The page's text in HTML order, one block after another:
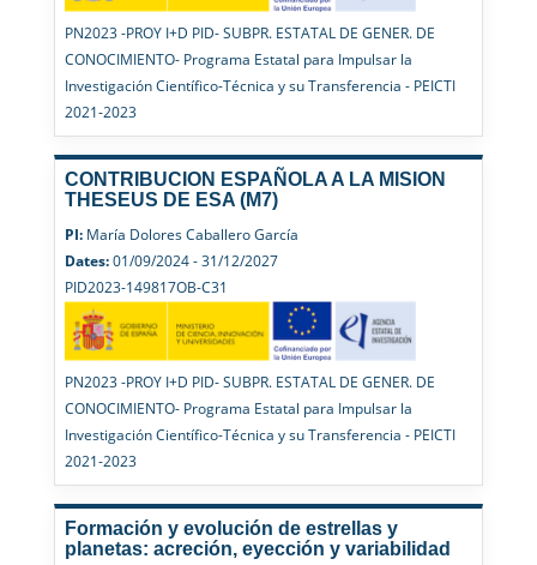
PN2023 -PROY I+D PID- SUBPR. ESTATAL DE GENER. DE
CONOCIMIENTO- Programa Estatal para Impulsar la
Investigación Científico-Técnica y su Transferencia - PEICTI
2021-2023
CONTRIBUCION ESPAÑOLA A LA MISION
THESEUS DE ESA (M7)
PI:María Dolores Caballero García
Dates:01/09/2024 - 31/12/2027
PID2023-149817OB-C31
PN2023 -PROY I+D PID- SUBPR. ESTATAL DE GENER. DE
CONOCIMIENTO- Programa Estatal para Impulsar la
Investigación Científico-Técnica y su Transferencia - PEICTI
2021-2023
Formación y evolución de estrellas y
planetas: acreción, eyección y variabilidad